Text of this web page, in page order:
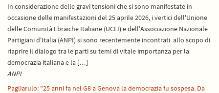
In considerazione delle gravi tensioni che si sono manifestate in
occasione delle manifestazioni del 25 aprile 2026, i vertici dell'Unione
delle Comunità Ebraiche Italiane (UCEI) e dell'Associazione Nazionale
Partigiani d'Italia (ANPI) si sono recentemente incontrati allo scopo di
riaprire il dialogo tra le parti su temi di vitale importanza per la
democrazia italiana e la […]
ANPI
Pagliarulo: "25 anni fa nel G8 a Genova la democrazia fu sospesa. Da